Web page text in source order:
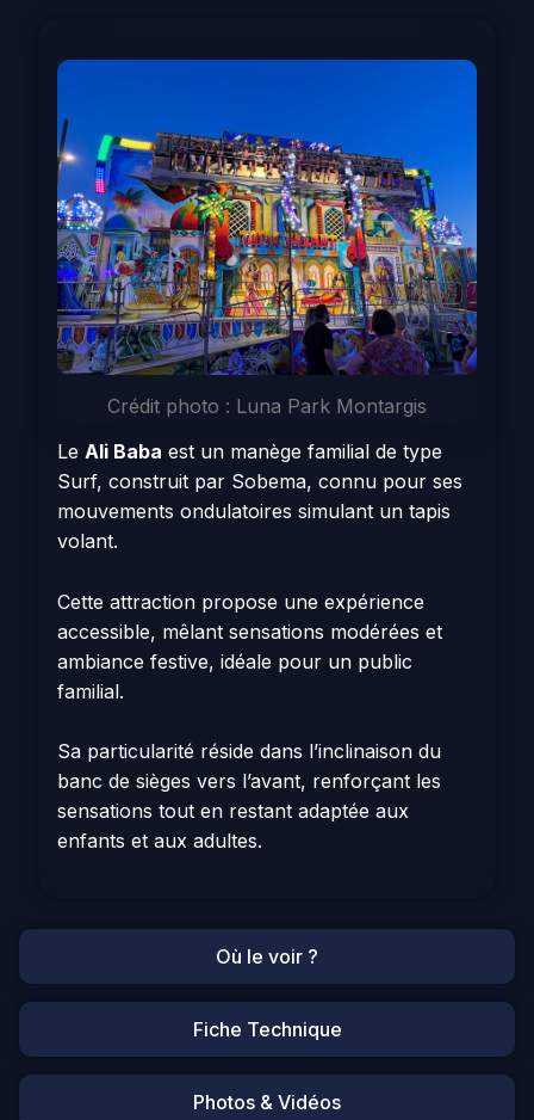
Où le voir ?
Fiche Technique
Photos & Vidéos
Crédit photo : Luna Park Montargis
Le Ali Baba est un manège familial de type
Surf, construit par Sobema, connu pour ses
mouvements ondulatoires simulant un tapis
volant.
Cette attraction propose une expérience
accessible, mêlant sensations modérées et
ambiance festive, idéale pour un public
familial.
Sa particularité réside dans l’inclinaison du
banc de sièges vers l’avant, renforçant les
sensations tout en restant adaptée aux
enfants et aux adultes.